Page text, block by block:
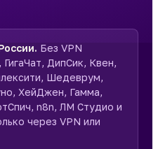
Без VPN
ДипСик, Квен,
Шедеврум,
ХейДжен, Гамма,
n8n, ЛМ Студио и
через VPN или